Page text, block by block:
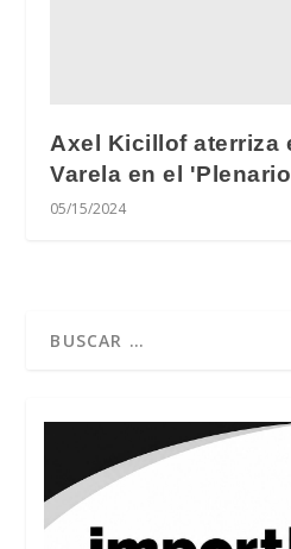
Axel Kicillof aterriza
Varela en el
05/15/2024